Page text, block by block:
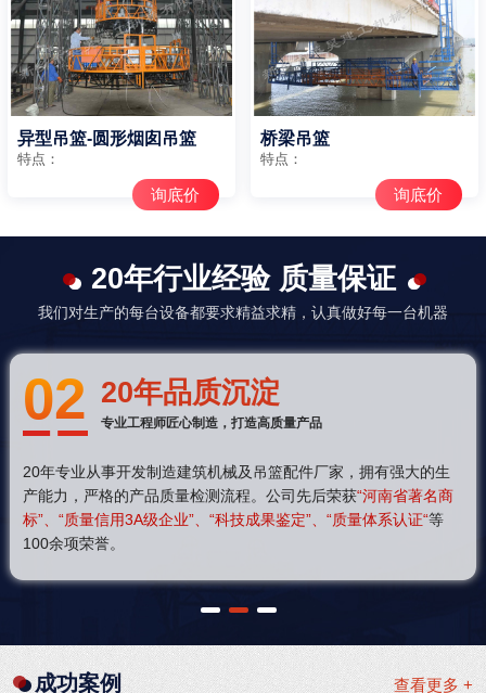
异型吊篮-圆形烟囱吊篮
特点：
询底价
桥梁吊篮
特点：
询底价
20年行业经验 质量保证
我们对生产的每台设备都要求精益求精，认真做好每一台机器
02 20年品质沉淀
专业工程师匠心制造，打造高质量产品
20年专业从事开发制造建筑机械及吊篮配件厂家，拥有强大的生
产能力，严格的产品质量检测流程。公司先后荣获“河南省著名商
标”、“质量信用3A级企业”、“科技成果鉴定”、“质量体系认证“等
100余项荣誉。
1 2 3
查看更多 +
成功案例